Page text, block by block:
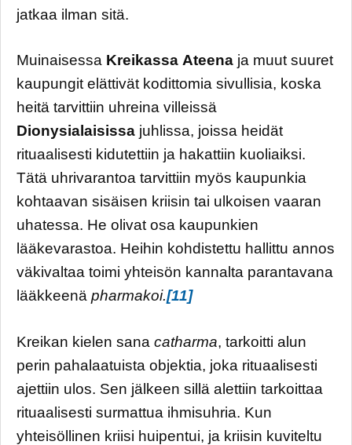
jatkaa ilman sitä.
Muinaisessa Kreikassa Ateena ja muut suuret
kaupungit elättivät kodittomia sivullisia, koska
heitä tarvittiin uhreina villeissä
Dionysialaisissa juhlissa, joissa heidät
rituaalisesti kidutettiin ja hakattiin kuoliaiksi.
Tätä uhrivarantoa tarvittiin myös kaupunkia
kohtaavan sisäisen kriisin tai ulkoisen vaaran
uhatessa. He olivat osa kaupunkien
lääkevarastoa. Heihin kohdistettu hallittu annos
väkivaltaa toimi yhteisön kannalta parantavana
lääkkeenä pharmakoi.[11]
Kreikan kielen sana catharma, tarkoitti alun
perin pahalaatuista objektia, joka rituaalisesti
ajettiin ulos. Sen jälkeen sillä alettiin tarkoittaa
rituaalisesti surmattua ihmisuhria. Kun
yhteisöllinen kriisi huipentui, ja kriisin kuviteltu